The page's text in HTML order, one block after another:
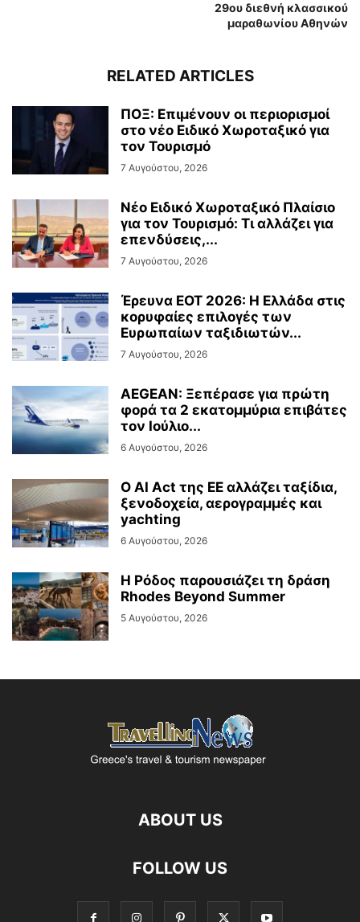
29ου διεθνή κλασσικού
μαραθωνίου Αθηνών
RELATED ARTICLES
ΠΟΞ: Επιμένουν οι περιορισμοί
στο νέο Ειδικό Χωροταξικό για
τον Τουρισμό
7 Αυγούστου, 2026
Νέο Ειδικό Χωροταξικό Πλαίσιο
για τον Τουρισμό: Τι αλλάζει για
επενδύσεις,...
7 Αυγούστου, 2026
Έρευνα ΕΟΤ 2026: Η Ελλάδα στις
κορυφαίες επιλογές των
Ευρωπαίων ταξιδιωτών...
7 Αυγούστου, 2026
AEGEAN: Ξεπέρασε για πρώτη
φορά τα 2 εκατομμύρια επιβάτες
τον Ιούλιο...
6 Αυγούστου, 2026
Ο AI Act της ΕΕ αλλάζει ταξίδια,
ξενοδοχεία, αερογραμμές και
yachting
6 Αυγούστου, 2026
Η Ρόδος παρουσιάζει τη δράση
Rhodes Beyond Summer
5 Αυγούστου, 2026
ABOUT US
FOLLOW US